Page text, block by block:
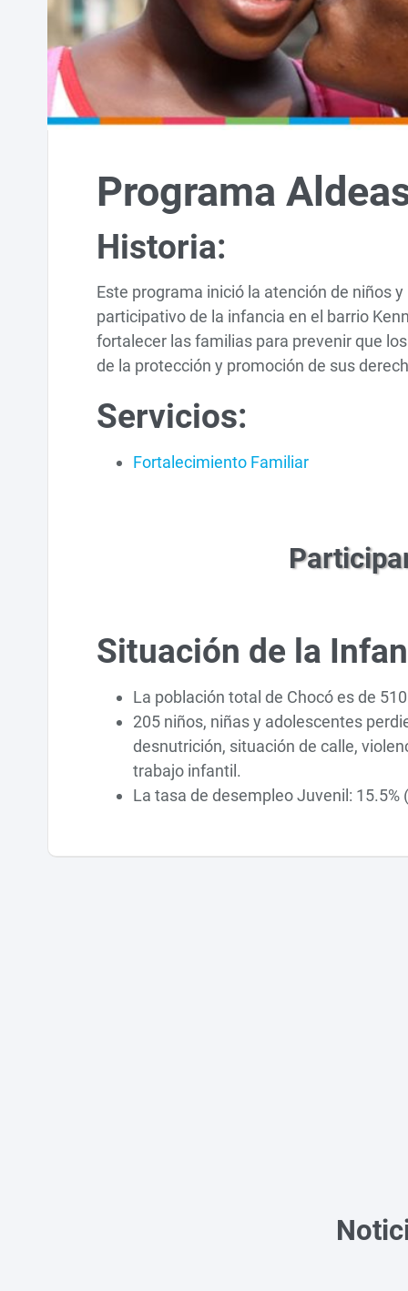
Programa
Historia:
Este programa inició la atención de niños
participativo de la infancia en el barrio
fortalecer las familias para prevenir que
de la protección y promoción de sus
Servicios:
Fortalecimiento Familiar
Situación de la
La población total de Chocó es de
205 niños, niñas y adolescentes
desnutrición, situación de calle,
trabajo infantil.
La tasa de desempleo Juvenil: 15.5%